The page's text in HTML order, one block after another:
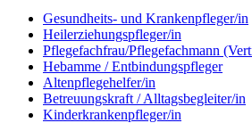
Gesundheits- und Krankenpfleger/in
Heilerziehungspfleger/in
Pflegefachfrau/Pflegefachmann
Hebamme / Entbindungspfleger
Altenpflegehelfer/in
Betreuungskraft / Alltagsbegleiter/in
Kinderkrankenpfleger/in